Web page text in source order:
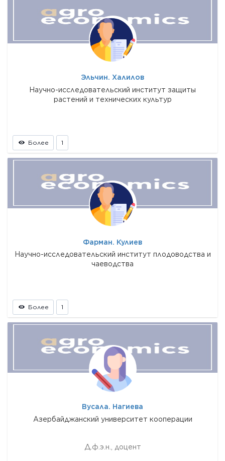
Эльчин. Халилов
Научно-исследовательский институт защиты
растений и технических культур
Более 1
Фарман. Кулиев
Научно-исследовательский институт плодоводства и
чаеводства
Более 1
Вусала. Нагиева
Азербайджанский университет кооперации
Д.ф.э.н., доцент